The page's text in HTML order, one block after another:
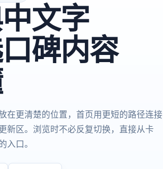
文字
碑内容
在更清楚的位置，首页用更短的路径连接
新区。浏览时不必反复切换，直接从卡
入口。